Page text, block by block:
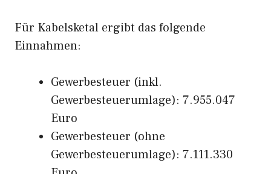
Für Kabelsketal ergibt das folgende
Einnahmen:
Gewerbesteuer (inkl.
Gewerbesteuerumlage): 7.955.047
Euro
Gewerbesteuer (ohne
Gewerbesteuerumlage): 7.111.330